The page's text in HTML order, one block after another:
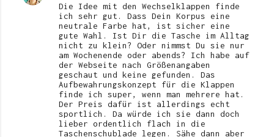
Die Idee mit den Wechselklappen finde
ich sehr gut. Dass Dein Korpus eine
neutrale Farbe hat, ist sicher eine
gute Wahl. Ist Dir die Tasche im Alltag
nicht zu klein? Oder nimmst Du sie nur
am Wochenende oder abends? Ich habe auf
der Webseite nach Größenangaben
geschaut und keine gefunden. Das
Aufbewahrungskonzept für die Klappen
finde ich super, wenn man mehrere hat.
Der Preis dafür ist allerdings echt
sportlich. Da würde ich sie dann doch
lieber ordentlich flach in die
Taschenschublade legen. Sähe dann aber